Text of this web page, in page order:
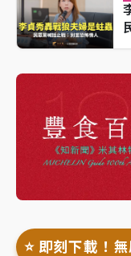
⭐️ 即刻下載！